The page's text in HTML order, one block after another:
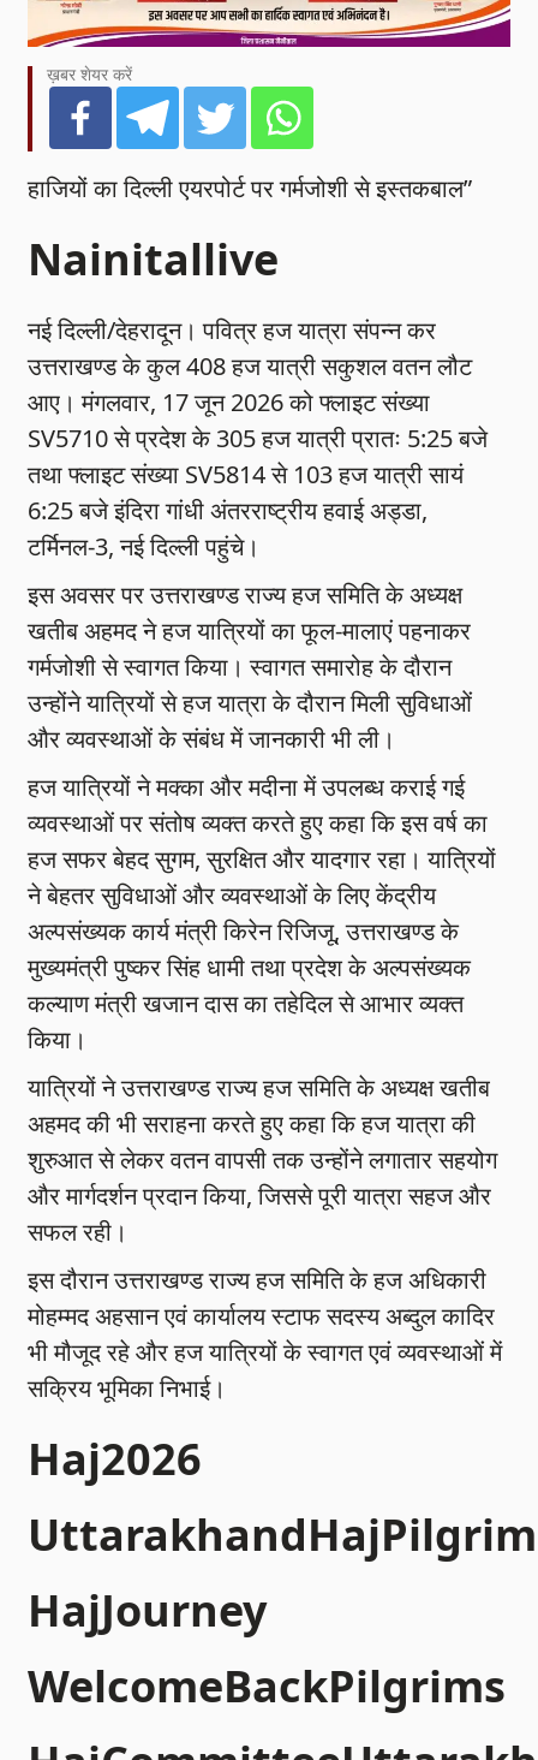
ख़बर शेयर करें
हाजियों का दिल्ली एयरपोर्ट पर गर्मजोशी से इस्तकबाल”
Nainitallive
नई दिल्ली/देहरादून। पवित्र हज यात्रा संपन्न कर
उत्तराखण्ड के कुल 408 हज यात्री सकुशल वतन लौट
आए। मंगलवार, 17 जून 2026 को फ्लाइट संख्या
SV5710 से प्रदेश के 305 हज यात्री प्रातः 5:25 बजे
तथा फ्लाइट संख्या SV5814 से 103 हज यात्री सायं
6:25 बजे इंदिरा गांधी अंतरराष्ट्रीय हवाई अड्डा,
टर्मिनल-3, नई दिल्ली पहुंचे।
इस अवसर पर उत्तराखण्ड राज्य हज समिति के अध्यक्ष
खतीब अहमद ने हज यात्रियों का फूल-मालाएं पहनाकर
गर्मजोशी से स्वागत किया। स्वागत समारोह के दौरान
उन्होंने यात्रियों से हज यात्रा के दौरान मिली सुविधाओं
और व्यवस्थाओं के संबंध में जानकारी भी ली।
हज यात्रियों ने मक्का और मदीना में उपलब्ध कराई गई
व्यवस्थाओं पर संतोष व्यक्त करते हुए कहा कि इस वर्ष का
हज सफर बेहद सुगम, सुरक्षित और यादगार रहा। यात्रियों
ने बेहतर सुविधाओं और व्यवस्थाओं के लिए केंद्रीय
अल्पसंख्यक कार्य मंत्री किरेन रिजिजू, उत्तराखण्ड के
मुख्यमंत्री पुष्कर सिंह धामी तथा प्रदेश के अल्पसंख्यक
कल्याण मंत्री खजान दास का तहेदिल से आभार व्यक्त
किया।
यात्रियों ने उत्तराखण्ड राज्य हज समिति के अध्यक्ष खतीब
अहमद की भी सराहना करते हुए कहा कि हज यात्रा की
शुरुआत से लेकर वतन वापसी तक उन्होंने लगातार सहयोग
और मार्गदर्शन प्रदान किया, जिससे पूरी यात्रा सहज और
सफल रही।
इस दौरान उत्तराखण्ड राज्य हज समिति के हज अधिकारी
मोहम्मद अहसान एवं कार्यालय स्टाफ सदस्य अब्दुल कादिर
भी मौजूद रहे और हज यात्रियों के स्वागत एवं व्यवस्थाओं में
सक्रिय भूमिका निभाई।
Haj2026
HajJourney
WelcomeBackPilgrims